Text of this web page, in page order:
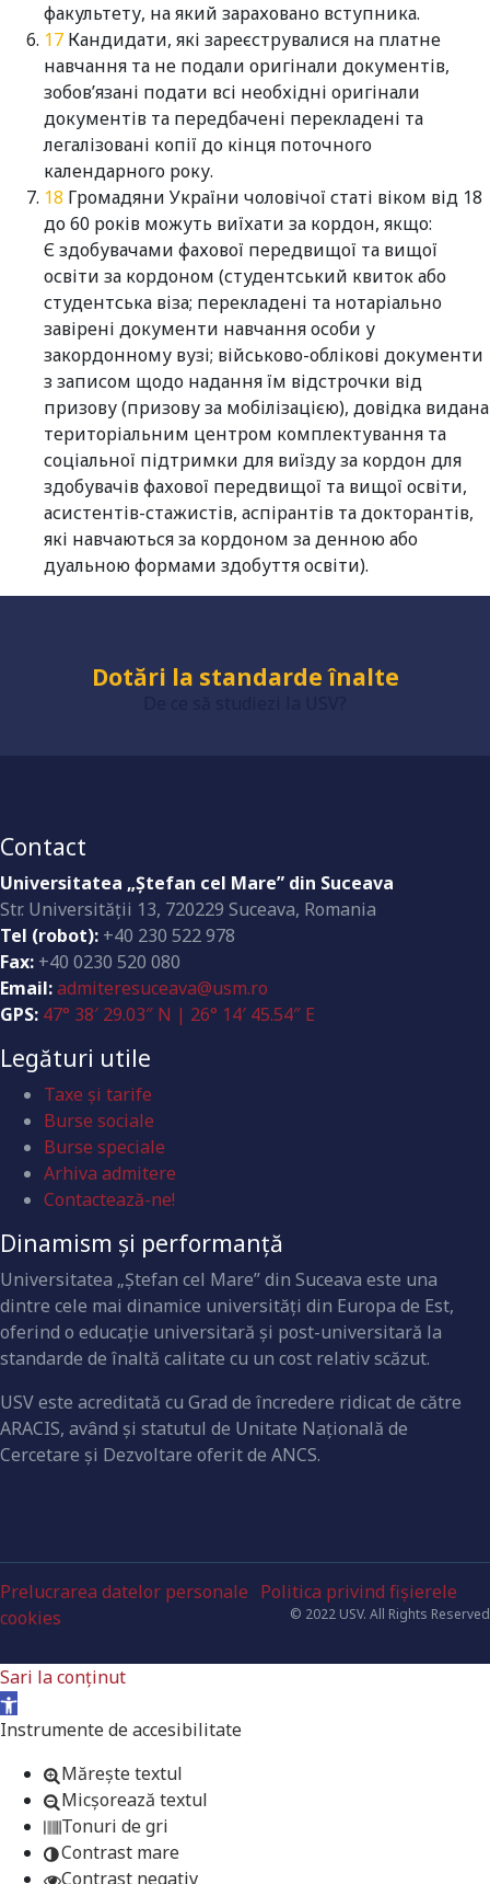
факультету, на який зараховано вступника.
Кандидати, які зареєструвалися на платне
навчання та не подали оригінали документів,
зобов’язані подати всі необхідні оригінали
документів та передбачені перекладені та
легалізовані копії до кінця поточного
календарного року.
Громадяни України чоловічої статі віком від 18
до 60 років можуть виїхати за кордон, якщо:
Є здобувачами фахової передвищої та вищої
освіти за кордоном (студентський квиток або
студентська віза; перекладені та нотаріально
завірені документи навчання особи у
закордонному вузі; військово-облікові документи
з записом щодо надання їм відстрочки від
призову (призову за мобілізацією), довідка видана
територіальним центром комплектування та
соціальної підтримки для виїзду за кордон для
здобувачів фахової передвищої та вищої освіти,
асистентів-стажистів, аспірантів та докторантів,
які навчаються за кордоном за денною або
дуальною формами здобуття освіти).
Universitate acreditată
Grad de încredere ridicat
Contact
Universitatea „Ştefan cel Mare” din Suceava
Str. Universităţii 13, 720229 Suceava, Romania
Tel (robot): +40 230 522 978
Fax: +40 0230 520 080
Email:admiteresuceava@usm.ro
GPS: 47° 38′ 29.03″ N | 26° 14′ 45.54″ E
Legături utile
Taxe și tarife
Burse sociale
Burse speciale
Arhiva admitere
Contactează-ne!
Dinamism și performanță
Universitatea „Ştefan cel Mare” din Suceava este una
dintre cele mai dinamice universităţi din Europa de Est,
oferind o educaţie universitară şi post-universitară la
standarde de înaltă calitate cu un cost relativ scăzut.
USV este acreditată cu Grad de încredere ridicat de către
ARACIS, având şi statutul de Unitate Naţională de
Cercetare şi Dezvoltare oferit de ANCS.
Prelucrarea datelor personale Politica privind fișierele
cookies
© 2022 USV. All Rights Reserved
Sari la conținut
Deschide bara de unelte
Instrumente de accesibilitate
Mărește textul
Micșorează textul
Tonuri de gri
Contrast mare
Contrast negativ